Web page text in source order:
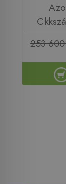
253 600